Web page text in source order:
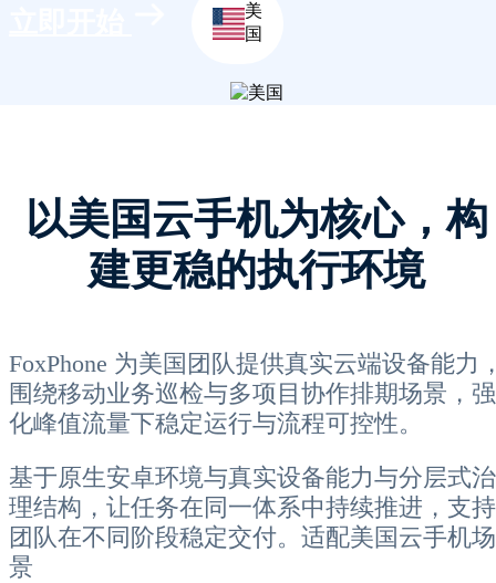
美
国
以美国云手机为核心，构
建更稳的执行环境
FoxPhone 为美国团队提供真实云端设备能力
围绕移动业务巡检与多项目协作排期场景，强
化峰值流量下稳定运行与流程可控性。
基于原生安卓环境与真实设备能力与分层式治
理结构，让任务在同一体系中持续推进，支持
团队在不同阶段稳定交付。适配美国云手机场
景